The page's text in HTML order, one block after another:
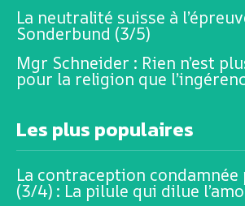
La neutralité suisse à
Sonderbund (3/5)
Mgr Schneider : Rien n’est
pour la religion que
Les plus populaires
La contraception condamnée
(3/4) : La pilule qui dilue